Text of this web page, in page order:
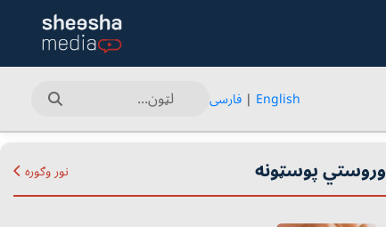
English
| فارسی
وروستي پوسټونه نور وګوره